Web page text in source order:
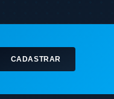
CADASTRAR